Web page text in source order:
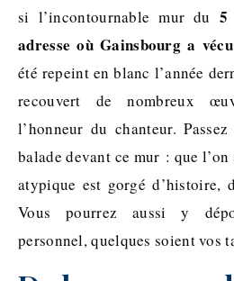
si l’incontournable mur du 5
adresse où Gainsbourg a
été repeint en blanc l’année
recouvert de nombreux
l’honneur du chanteur.
balade devant ce mur : que
atypique est gorgé d’histoire,
Vous pourrez aussi y
personnel, quelques soient vos